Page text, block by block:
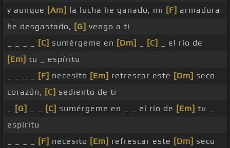
y aunque [Am] la lucha he ganado, mi [F] armadura
he desgastado, [G] vengo a ti
[C] sumérgeme en [Dm] [C]
_ el río de
[Em] tu _ espíritu
[F] necesito [Em] refrescar este [Dm] seco
corazón, [C] sediento de ti
[G] [C] sumérgeme en _ _ el río de [Em] tu _
espíritu
[F] necesito [Em] refrescar este [Dm] seco